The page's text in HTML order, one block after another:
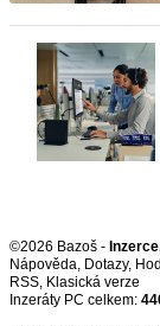
©2026 Bazoš -
Nápověda, Dotazy,
RSS,
Inzeráty PC celkem: